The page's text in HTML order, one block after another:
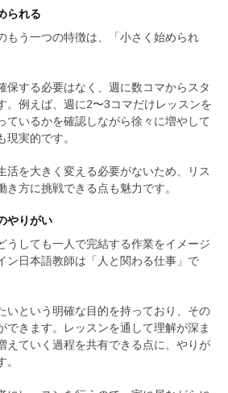
られる
もう一つの特徴は、「小さく始められ
保する必要はなく、週に数コマからスタ
。例えば、週に2〜3コマだけレッスンを
ているかを確認しながら徐々に増やして
実的です。
活を大きく変える必要がないため、リス
き方に挑戦できる点も魅力です。
やりがい
うしても一人で完結する作業をイメージ
ン日本語教師は「人と関わる仕事」で
いという明確な目的を持っており、その
できます。レッスンを通して理解が深ま
えていく過程を共有できる点に、やりが